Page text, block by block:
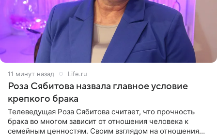
12 минут назад Life.ru
Роза Сябитова назвала главное условие
крепкого брака
Телеведущая Роза Сябитова считает, что прочность
брака во многом зависит от отношения человека к
семейным ценностям. Своим взглядом на отношения